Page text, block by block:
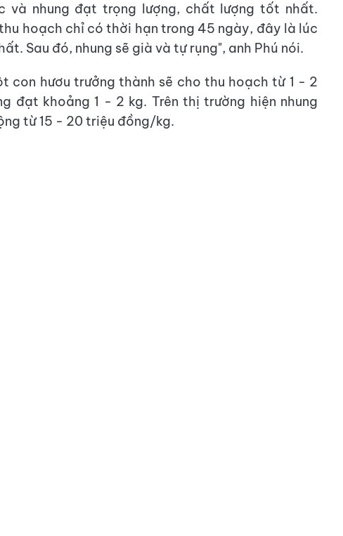
và nhung đạt trọng lượng, chất lượng tốt nhất.
hoạch chỉ có thời hạn trong 45 ngày, đây là lúc
Sau đó, nhung sẽ già và tự rụng", anh Phú nói.
con hươu trưởng thành sẽ cho thu hoạch từ 1 - 2
đạt khoảng 1 - 2 kg. Trên thị trường hiện nhung
từ 15 - 20 triệu đồng/kg.